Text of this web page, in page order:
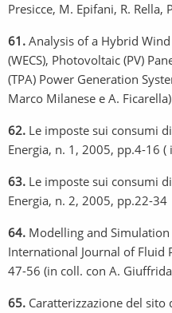
Presicce, M. Epifani, R. Rella,
61. Analysis of a Hybrid
(WECS), Photovoltaic (PV)
(TPA) Power Generation
Marco Milanese e A.
62. Le imposte sui consumi
Energia, n. 1, 2005, pp.4-16 (
63. Le imposte sui consumi
Energia, n. 2, 2005,
64. Modelling and
International Journal of Fluid
47-56 (in coll. con A.
65. Caratterizzazione del sito